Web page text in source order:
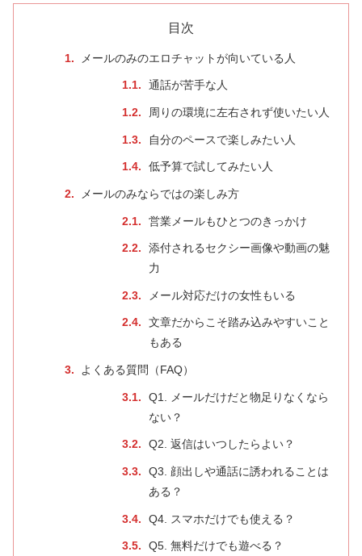
目次
メールのみのエロチャットが向いている人
通話が苦手な人
周りの環境に左右されず使いたい人
自分のペースで楽しみたい人
低予算で試してみたい人
メールのみならではの楽しみ方
営業メールもひとつのきっかけ
添付されるセクシー画像や動画の魅
力
メール対応だけの女性もいる
文章だからこそ踏み込みやすいこと
もある
よくある質問（FAQ）
Q1. メールだけだと物足りなくなら
ない？
Q2. 返信はいつしたらよい？
Q3. 顔出しや通話に誘われることは
ある？
Q4. スマホだけでも使える？
Q5. 無料だけでも遊べる？